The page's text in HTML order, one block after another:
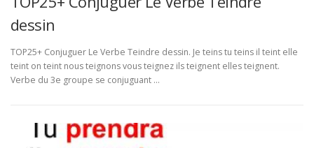
dessin
TOP25+ Conjuguer Le Verbe Teindre dessin. Je teins tu teins il teint elle
teint on teint nous teignons vous teignez ils teignent elles teignent.
Verbe du 3e groupe se conjuguant …